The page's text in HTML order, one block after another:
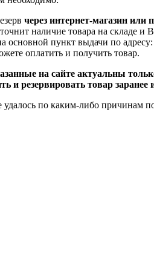
через интернет-магазин или
наличие товара на складе и
основной пункт выдачи по адресу:
оплатить и получить товар.
на сайте актуальны
и резервировать товар
по каким-либо причинам